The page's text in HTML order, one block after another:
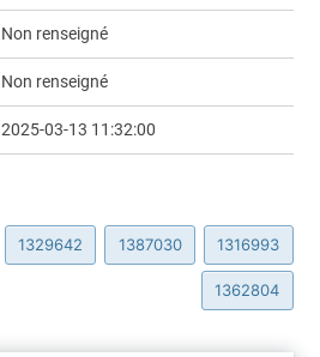
Non renseigné
Non renseigné
2025-03-13 11:32:00
1329642 1387030 1316993
1362804